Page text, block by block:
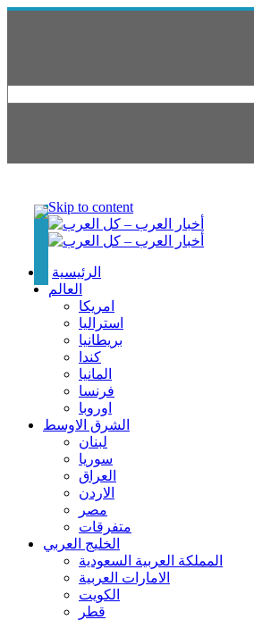
Skip to content
الرئيسية
العالم
امريكا
استراليا
بريطانيا
كندا
المانيا
فرنسا
اوروبا
الشرق الاوسط
لبنان
سوريا
العراق
الاردن
مصر
متفرقات
الخليج العربي
المملكة العربية السعودية
الامارات العربية
الكويت
قطر